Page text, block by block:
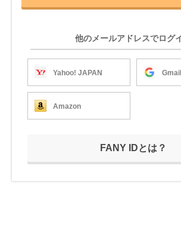
他のメールアドレスでログ
Yahoo! JAPAN Gmail
Amazon
FANY IDとは？